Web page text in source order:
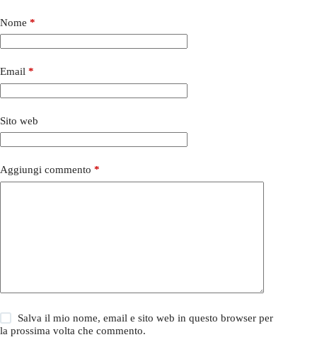
Nome *
Email *
Sito web
Aggiungi commento *
Salva il mio nome, email e sito web in questo browser per
la prossima volta che commento.